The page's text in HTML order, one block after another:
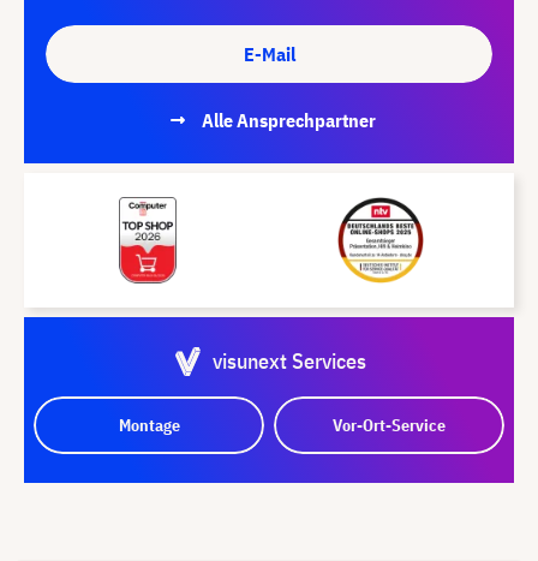
E-Mail
Alle Ansprechpartner
visunext Services
Montage Vor-Ort-Service